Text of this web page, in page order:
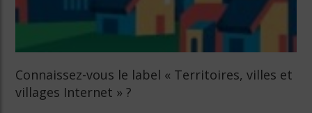
Connaissez-vous le label « Territoires, villes et
villages Internet » ?